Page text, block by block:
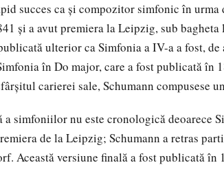
succes ca și compozitor simfonic în urma
și a avut premiera la Leipzig, sub bagheta
ulterior caSimfonia a IV-aa fost, de
în Do major, care a fost publicată în
carierei sale, Schumann compusese
simfoniilor nu este cronologică deoarece
de la Leipzig; Schumann a retras
Această versiune finală a fost publicată în